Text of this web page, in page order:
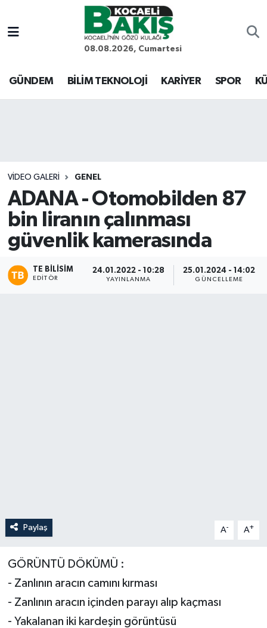
08.08.2026, Cumartesi
GÜNDEM BİLİM TEKNOLOJİ KARİYER SPOR
VIDEO GALERI GENEL
ADANA - Otomobilden 87
bin liranın çalınması
güvenlik kamerasında
TE BILISIM
EDITÖR
24.01.2022 - 10:28
YAYINLANMA
25.01.2024 - 14:02
GÜNCELLEME
Paylaş A- A+
GÖRÜNTÜ DÖKÜMÜ :
- Zanlının aracın camını kırması
- Zanlının aracın içinden parayı alıp kaçması
- Yakalanan iki kardeşin görüntüsü
Kocaeli Nöbetçi Eczaneler
Kocaeli Hava Durumu
Son Dakika Haberleri
Haber Arşivi